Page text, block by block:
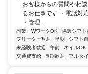
お客様からの質問や相
るお仕事です ・電話対
・管理...
副業・WワークOK 隔週シフト
フリーター歓迎
早朝 シフト
未経験者歓迎
午前 ネイルOK
交通費支給
長期歓迎 フルタ